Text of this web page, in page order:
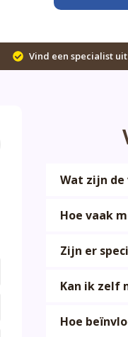
Vind een specialist
Wat zijn
Hoe vaak
Zijn er
Kan ik zelf
Hoe